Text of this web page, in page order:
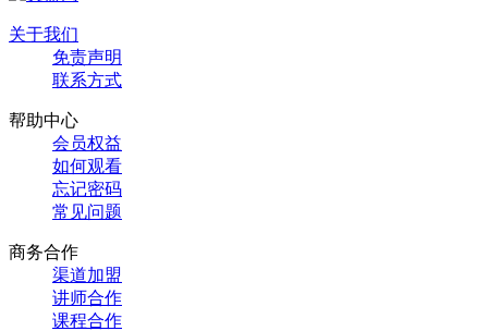
关于我们
免责声明
联系方式
帮助中心
会员权益
如何观看
忘记密码
常见问题
商务合作
渠道加盟
讲师合作
课程合作